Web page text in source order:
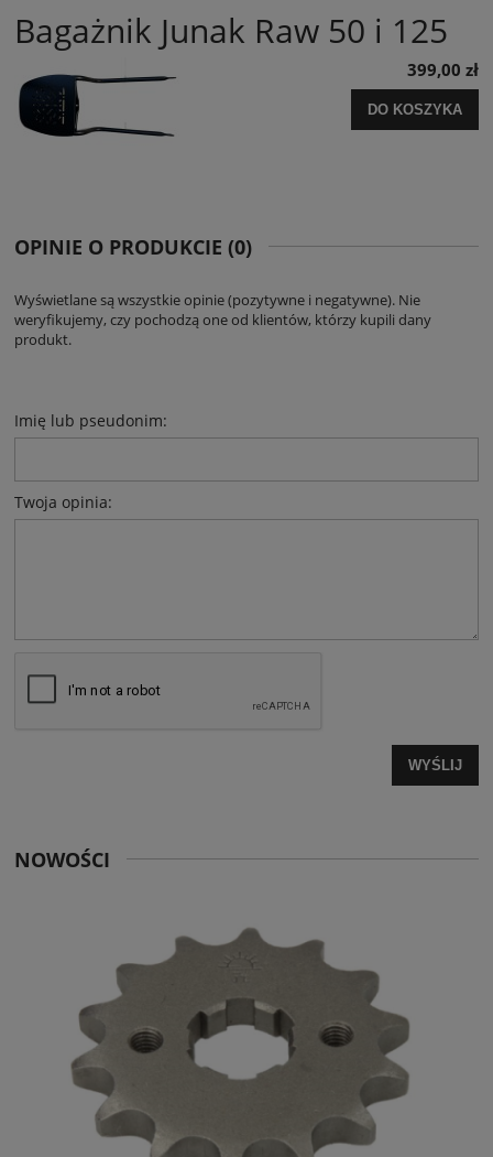
Bagażnik Junak Raw 50 i 125
399,00 zł
DO KOSZYKA
OPINIE O PRODUKCIE (0)
Wyświetlane są wszystkie opinie (pozytywne i negatywne). Nie
weryfikujemy, czy pochodzą one od klientów, którzy kupili dany
produkt.
Imię lub pseudonim:
Twoja opinia:
WYŚLIJ
NOWOŚCI